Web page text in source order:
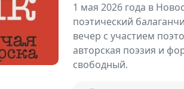
1 мая 2026 года в
поэтический
вечер с участием
авторская поэзия и
свободный.